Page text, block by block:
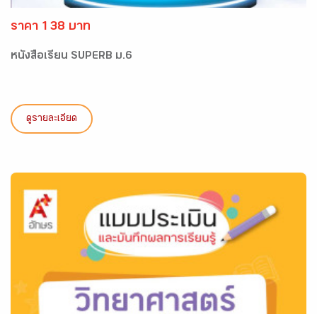
ราคา 138 บาท
หนังสือเรียน SUPERB ม.6
ดูรายละเอียด